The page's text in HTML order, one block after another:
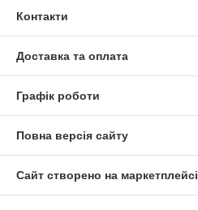
Контакти
Доставка та оплата
Графік роботи
Повна версія сайту
Сайт створено на маркетплейсі